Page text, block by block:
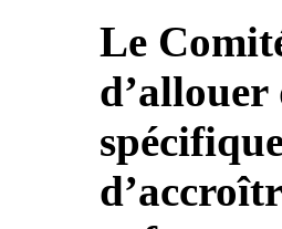
Le
d’allouer